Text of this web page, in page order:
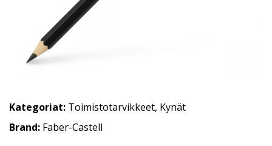
Kategoriat: Toimistotarvikkeet, Kynät
Brand: Faber-Castell